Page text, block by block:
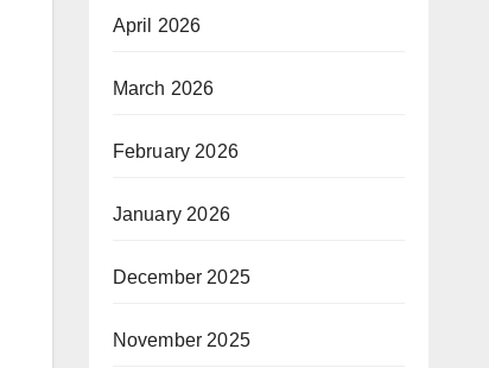
April 2026
March 2026
February 2026
January 2026
December 2025
November 2025